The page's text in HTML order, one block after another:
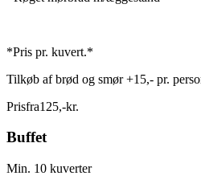
*Pris pr. kuvert.*
Tilkøb af brød og smør +15,- pr.
Prisfra125,-kr.
Buffet
Min. 10 kuverter